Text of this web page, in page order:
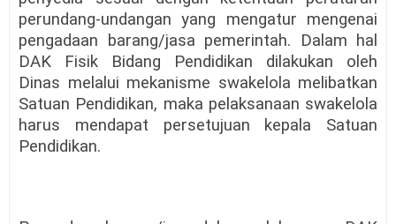
perundang-undangan yang mengatur mengenai
pengadaan barang/jasa pemerintah. Dalam hal
DAK Fisik Bidang Pendidikan dilakukan oleh
Dinas melalui mekanisme swakelola melibatkan
Satuan Pendidikan, maka pelaksanaan swakelola
harus mendapat persetujuan kepala Satuan
Pendidikan.